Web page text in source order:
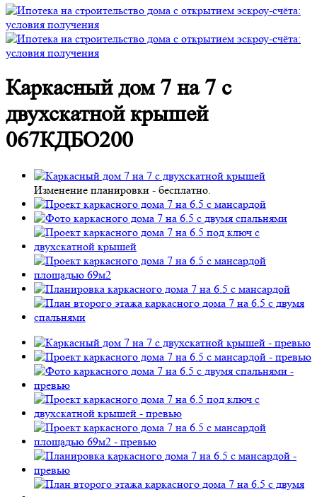
Каркасный дом 7 на 7 с
двухскатной крышей
067КДБО200
Изменение планировки - бесплатно.